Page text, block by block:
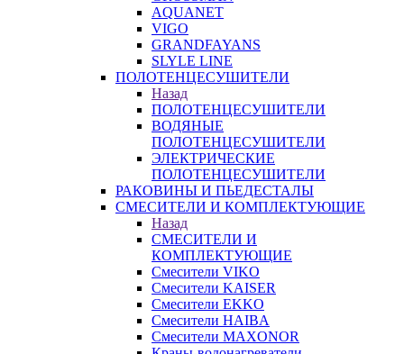
AQUANET
VIGO
GRANDFAYANS
SLYLE LINE
ПОЛОТЕНЦЕСУШИТЕЛИ
Назад
ПОЛОТЕНЦЕСУШИТЕЛИ
ВОДЯНЫЕ
ПОЛОТЕНЦЕСУШИТЕЛИ
ЭЛЕКТРИЧЕСКИЕ
ПОЛОТЕНЦЕСУШИТЕЛИ
РАКОВИНЫ И ПЬЕДЕСТАЛЫ
СМЕСИТЕЛИ И КОМПЛЕКТУЮЩИЕ
Назад
СМЕСИТЕЛИ И
КОМПЛЕКТУЮЩИЕ
Смесители VIKO
Смесители KAISER
Смесители EKKO
Смесители HAIBA
Смесители MAXONOR